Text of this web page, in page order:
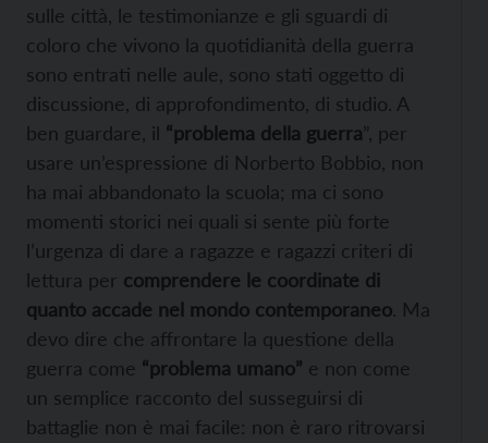
sulle città, le testimonianze e gli sguardi di
coloro che vivono la quotidianità della guerra
sono entrati nelle aule, sono stati oggetto di
discussione, di approfondimento, di studio. A
ben guardare, il “problema della guerra”, per
usare un’espressione di Norberto Bobbio, non
ha mai abbandonato la scuola; ma ci sono
momenti storici nei quali si sente più forte
l’urgenza di dare a ragazze e ragazzi criteri di
lettura per comprendere le coordinate di
quanto accade nel mondo contemporaneo. Ma
devo dire che affrontare la questione della
guerra come “problema umano” e non come
un semplice racconto del susseguirsi di
battaglie non è mai facile: non è raro ritrovarsi